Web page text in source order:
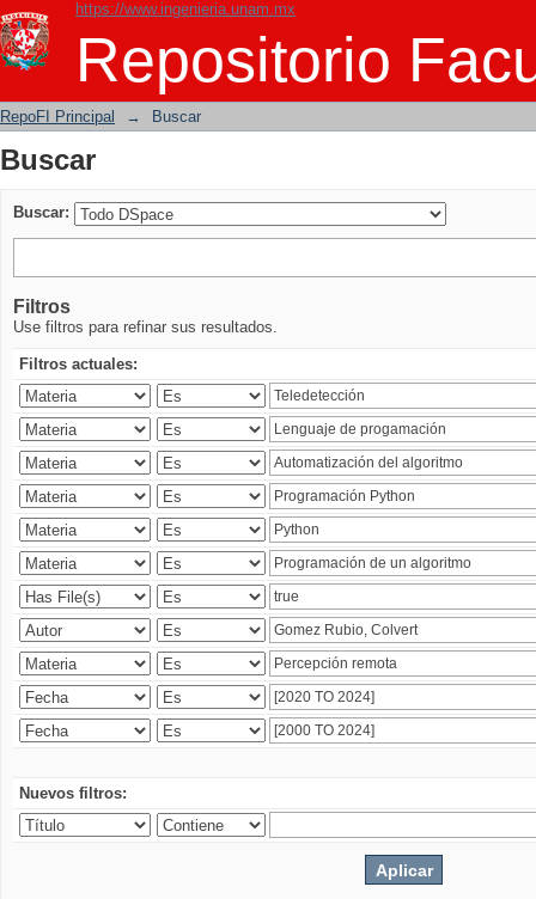
https://www.ingenieria.unam.mx
Repositorio
Buscar
RepoFI Principal → Buscar
Buscar
Buscar:
Filtros
Use filtros para refinar sus resultados.
Filtros actuales:
Nuevos filtros: